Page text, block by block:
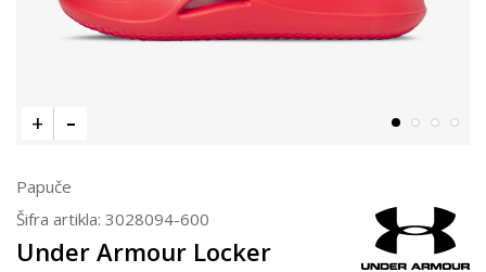
Papuče
Šifra artikla: 3028094-600
Under Armour Locker